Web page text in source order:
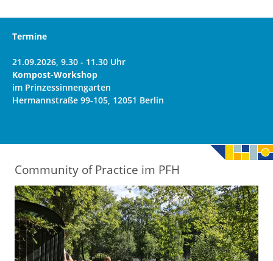
Termine
21.09.2026, 9.30 - 11.30 Uhr
Kompost-Workshop
im Prinzessinnengarten
Hermannstraße 99-105, 12051 Berlin
Community of Practice im PFH